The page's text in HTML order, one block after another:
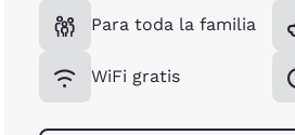
Para toda la familia
WiFi gratis